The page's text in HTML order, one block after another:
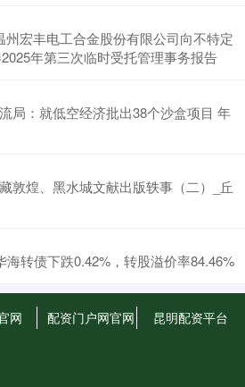
州宏丰电工合金股份有限公司向不特定
年第三次临时受托管理事务报告
局：就低空经济批出38个沙盒项目 年
敦煌、黑水城文献出版轶事（二）_丘
海转债下跌0.42%，转股溢价率84.46%
网 配资门户网官网 昆明配资平台